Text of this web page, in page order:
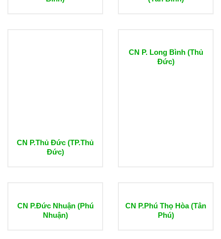
CN P.Thủ Đức (TP.Thủ
Đức)
CN P. Long Bình (Thủ
Đức)
CN P.Đức Nhuận (Phú
Nhuận)
CN P.Phú Thọ Hòa (Tân
Phú)